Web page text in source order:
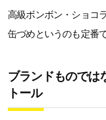
高級ボンボン・ショコ
缶づめというのも定番で
ブランドものでは
トール